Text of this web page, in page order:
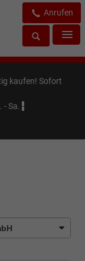
Anrufen
kaufen! Sofort
- Sa. -